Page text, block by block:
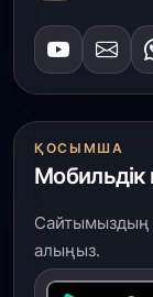
толық ауыз
30 шілде, 2026
Қордайлық
креативті
ҚОСЫМША
Сайтымыздың
алыңыз.